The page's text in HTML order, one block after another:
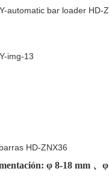
HD-ZNX36
φ 8-18 mm 、φ